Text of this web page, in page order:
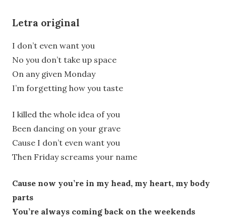
Letra original
I don’t even want you
No you don’t take up space
On any given Monday
I’m forgetting how you taste
I killed the whole idea of you
Been dancing on your grave
Cause I don’t even want you
Then Friday screams your name
Cause now you’re in my head, my heart, my body
parts
You’re always coming back on the weekends